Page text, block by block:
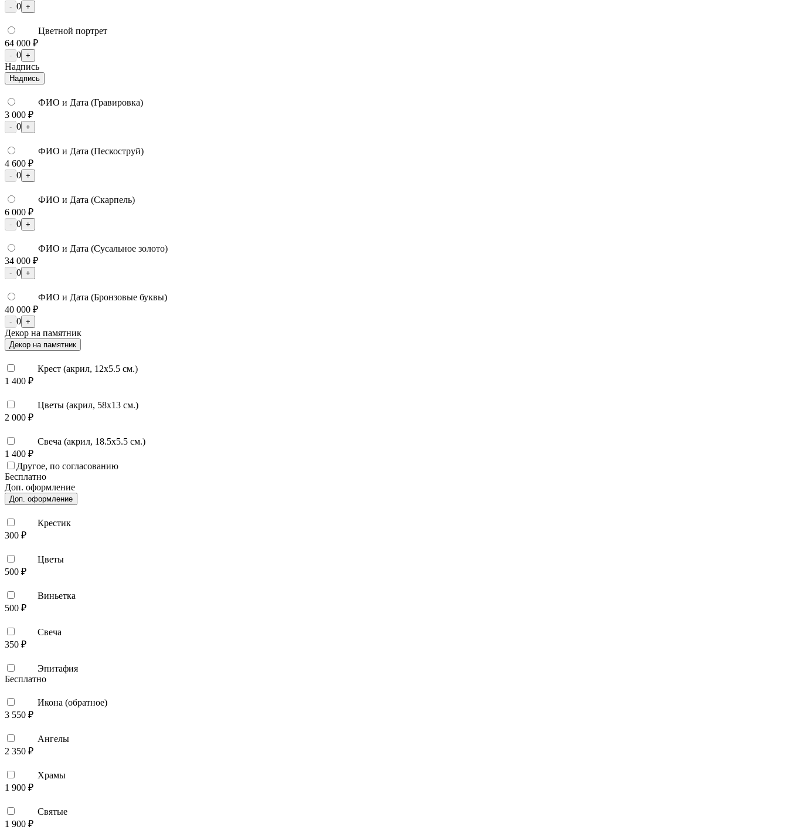
- 0 +
Цветной портрет
64 000 ₽
- 0 +
Надпись
Надпись
ФИО и Дата (Гравировка)
3 000 ₽
- 0 +
ФИО и Дата (Пескоструй)
4 600 ₽
- 0 +
ФИО и Дата (Скарпель)
6 000 ₽
- 0 +
ФИО и Дата (Сусальное золото)
34 000 ₽
- 0 +
ФИО и Дата (Бронзовые буквы)
40 000 ₽
- 0 +
Декор на памятник
Декор на памятник
Крест (акрил, 12х5.5 см.)
1 400 ₽
Цветы (акрил, 58х13 см.)
2 000 ₽
Свеча (акрил, 18.5х5.5 см.)
1 400 ₽
Другое, по согласованию
Бесплатно
Доп. оформление
Доп. оформление
Крестик
300 ₽
Цветы
500 ₽
Виньетка
500 ₽
Свеча
350 ₽
Эпитафия
Бесплатно
Икона (обратное)
3 550 ₽
Ангелы
2 350 ₽
Храмы
1 900 ₽
Святые
1 900 ₽